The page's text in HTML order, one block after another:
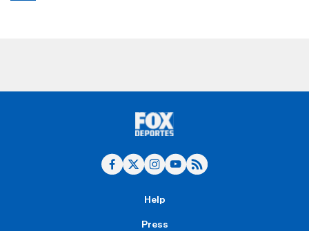
Help
Press